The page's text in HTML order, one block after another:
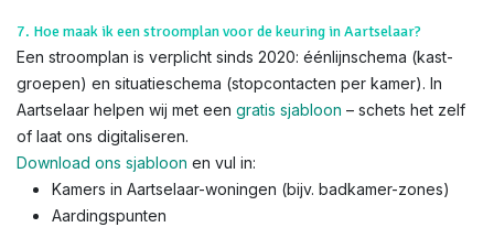
7. Hoe maak ik een stroomplan voor de keuring in Aartselaar?
Een stroomplan is verplicht sinds 2020: éénlijnschema (kast-
groepen) en situatieschema (stopcontacten per kamer). In
Aartselaar helpen wij met een gratis sjabloon – schets het zelf
of laat ons digitaliseren.
Download ons sjabloon en vul in:
Kamers in Aartselaar-woningen (bijv. badkamer-zones)
Aardingspunten